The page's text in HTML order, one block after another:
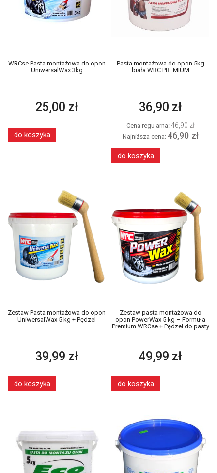
WRCse Pasta montażowa do opon
UniwersalWax 3kg
25,00 zł
do koszyka
Pasta montażowa do opon 5kg
biała WRC PREMIUM
36,90 zł
Cena regularna:46,90 zł
Najniższa cena:46,90 zł
do koszyka
Zestaw Pasta montażowa do opon
UniwersalWax 5 kg + Pędzel
39,99 zł
do koszyka
Zestaw pasta montażowa do
opon PowerWax 5 kg – Formuła
Premium WRCse + Pędzel do pasty
49,99 zł
do koszyka